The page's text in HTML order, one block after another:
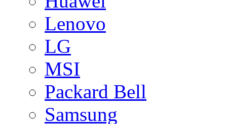
Lenovo
LG
MSI
Packard Bell
Samsung